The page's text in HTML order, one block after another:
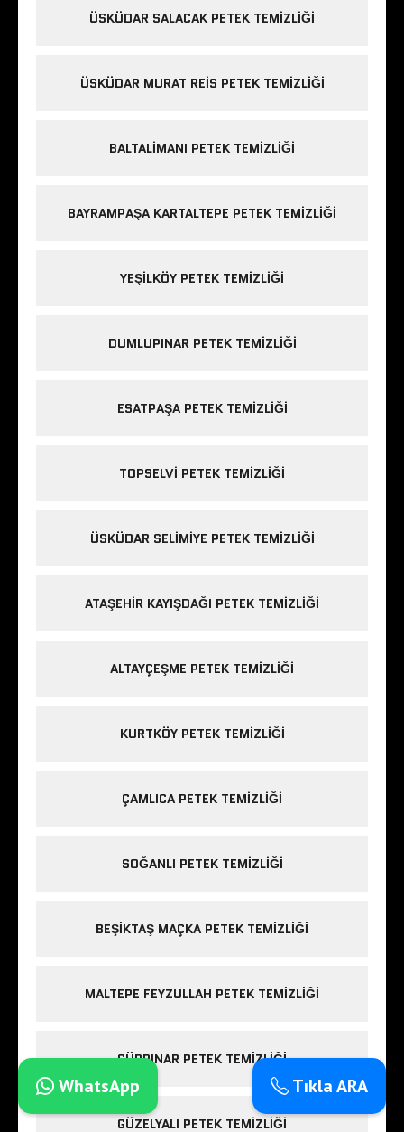
ÜSKÜDAR SALACAK PETEK TEMIZLIĞI
ÜSKÜDAR MURAT REIS PETEK TEMIZLIĞI
BALTALIMANI PETEK TEMIZLIĞI
BAYRAMPAŞA KARTALTEPE PETEK TEMIZLIĞI
YEŞILKÖY PETEK TEMIZLIĞI
DUMLUPINAR PETEK TEMIZLIĞI
ESATPAŞA PETEK TEMIZLIĞI
TOPSELVI PETEK TEMIZLIĞI
ÜSKÜDAR SELIMIYE PETEK TEMIZLIĞI
ATAŞEHIR KAYIŞDAĞI PETEK TEMIZLIĞI
ALTAYÇEŞME PETEK TEMIZLIĞI
KURTKÖY PETEK TEMIZLIĞI
ÇAMLICA PETEK TEMIZLIĞI
SOĞANLI PETEK TEMIZLIĞI
BEŞIKTAŞ MAÇKA PETEK TEMIZLIĞI
MALTEPE FEYZULLAH PETEK TEMIZLIĞI
GÜRPINAR PETEK TEMIZLIĞI
GÜZELYALI PETEK TEMIZLIĞI
Tıkla ARA
WhatsApp